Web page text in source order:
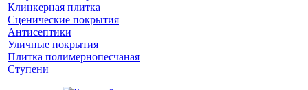
Клинкерная плитка
Сценические покрытия
Антисептики
Уличные покрытия
Плитка полимернопесчаная
Ступени